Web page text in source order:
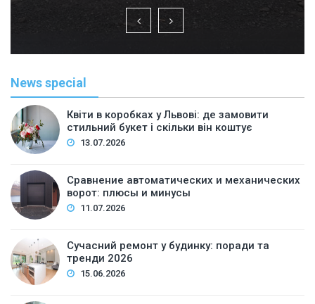
News special
Квіти в коробках у Львові: де замовити
стильний букет і скільки він коштує
13.07.2026
Сравнение автоматических и механических
ворот: плюсы и минусы
11.07.2026
Сучасний ремонт у будинку: поради та
тренди 2026
15.06.2026